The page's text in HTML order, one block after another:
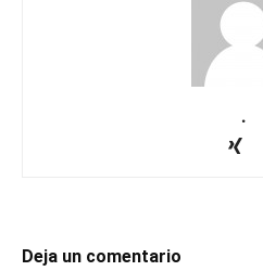
.
Deja un comentario